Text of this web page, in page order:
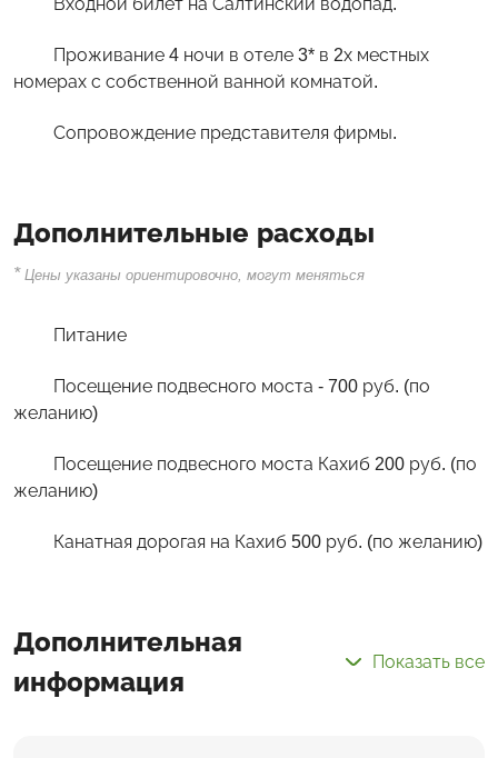
Проживание 4 ночи в отеле 3* в 2х местных
номерах с собственной ванной комнатой.
Сопровождение представителя фирмы.
Дополнительные расходы
* Цены указаны ориентировочно, могут меняться
Питание
Посещение подвесного моста - 700 руб. (по
желанию)
Посещение подвесного моста Кахиб 200 руб. (по
желанию)
Канатная дорогая на Кахиб 500 руб. (по желанию)
Дополнительная
информация
Показать все